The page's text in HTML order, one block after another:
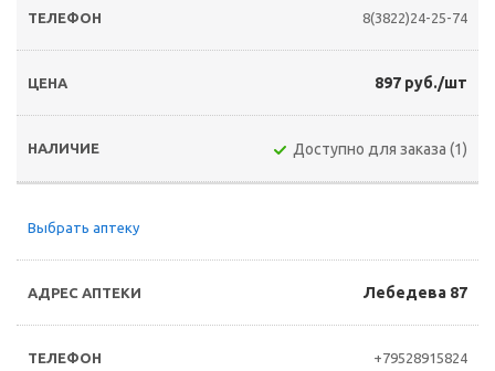
8(3822)24-25-74
897 руб./шт
Доступно для заказа (1)
Выбрать аптеку
Лебедева 87
+79528915824